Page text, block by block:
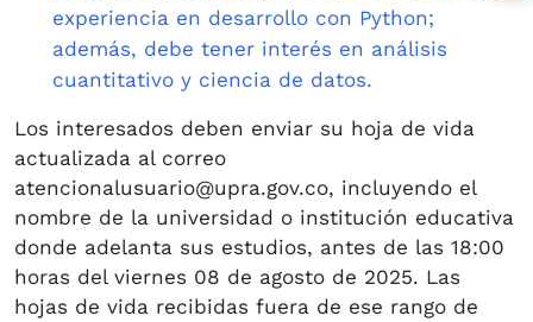
experiencia en desarrollo con Python;
además, debe tener interés en análisis
cuantitativo y ciencia de datos.​​
​Los interesados deben enviar su hoja de vida
actualizada al correo
atencionalusuario@upra.gov.co, incluyendo el
nombre de la universidad o institución educativa
donde adelanta sus estudios, antes de las 18:00
horas del viernes 08 de agosto de 2025. ​Las
hojas de vida recibidas fuera de ese rango de